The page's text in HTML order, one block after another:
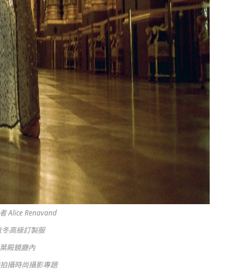
Alice Renavand
冬高級訂製服
殿鏡廳內
拍攝時尚攝影專題